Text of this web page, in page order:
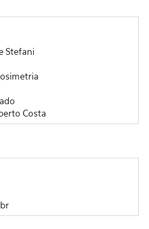
Stefani
Costa